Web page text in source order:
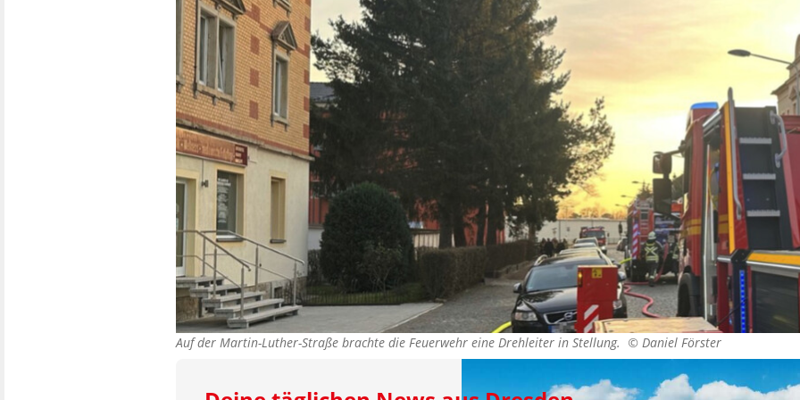
Auf der Martin-Luther-Straße brachte die Feuerwehr eine Drehleiter in Stellung. © Daniel Förster